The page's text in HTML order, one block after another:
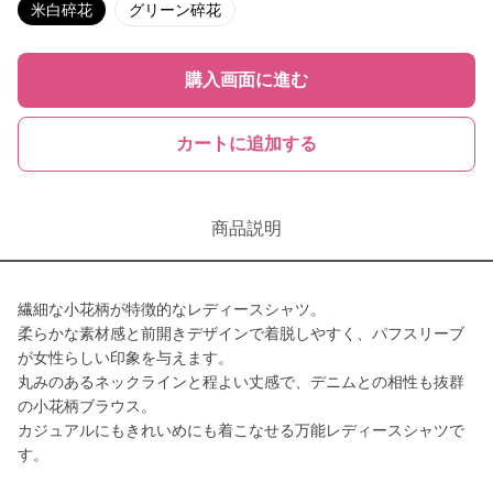
米白碎花 グリーン碎花
購入画面に進む
カートに追加する
商品説明
繊細な小花柄が特徴的なレディースシャツ。
柔らかな素材感と前開きデザインで着脱しやすく、パフスリーブ
が女性らしい印象を与えます。
丸みのあるネックラインと程よい丈感で、デニムとの相性も抜群
の小花柄ブラウス。
カジュアルにもきれいめにも着こなせる万能レディースシャツで
す。